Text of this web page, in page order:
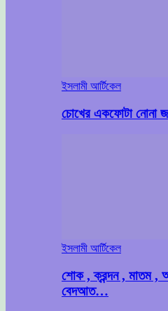
ইসলামী আর্টিকেল
চোখের একফোটা নোনা
ইসলামী আর্টিকেল
শোক , ক্রন্দন , মাতম ,
বেদআত…